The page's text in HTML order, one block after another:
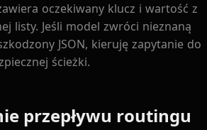
oczekiwany klucz i wartość z
listy. Jeśli model zwróci nieznaną
JSON, kieruję zapytanie do
ścieżki.
przepływu routingu